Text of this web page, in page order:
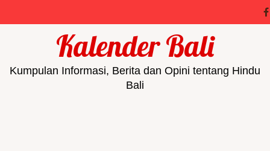
Kalender Bali
Kumpulan Informasi, Berita dan Opini tentang Hindu
Bali